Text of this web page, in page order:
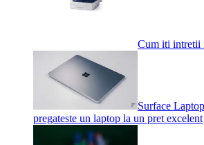
Cum iti intretii
Surface
pregateste un laptop la un pret excelent